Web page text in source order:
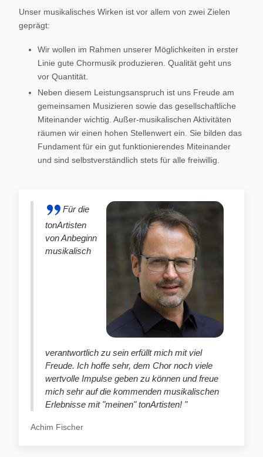
Unser musikalisches Wirken ist vor allem von zwei Zielen
geprägt:
Wir wollen im Rahmen unserer Möglichkeiten in erster
Linie gute Chormusik produzieren. Qualität geht uns
vor Quantität.
Neben diesem Leistungsanspruch ist uns Freude am
gemeinsamen Musizieren sowie das gesellschaftliche
Miteinander wichtig. Außer-musikalischen Aktivitäten
räumen wir einen hohen Stellenwert ein. Sie bilden das
Fundament für ein gut funktionierendes Miteinander
und sind selbstverständlich stets für alle freiwillig.
Für die
tonArtisten
von Anbeginn
musikalisch
verantwortlich zu sein erfüllt mich mit viel
Freude. Ich hoffe sehr, dem Chor noch viele
wertvolle Impulse geben zu können und freue
mich sehr auf die kommenden musikalischen
Erlebnisse mit "meinen" tonArtisten! "
Achim Fischer